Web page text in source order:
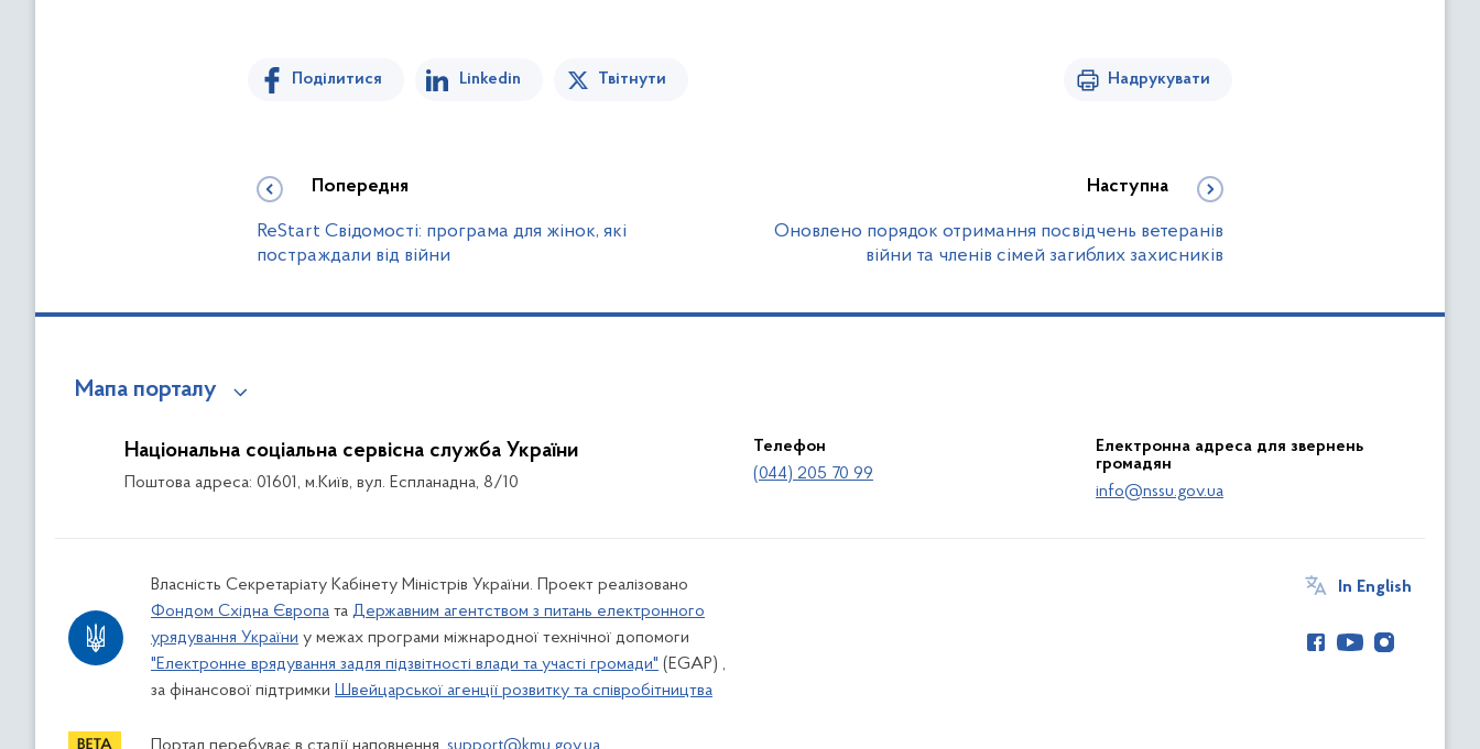
Поділитися Linkedin Твітнути Надрукувати
Попередня
ReStart Свідомості: програма для жінок, які
постраждали від війни
Наступна
Оновлено порядок отримання посвідчень ветеранів
війни та членів сімей загиблих захисників
Мапа порталу
Національна соціальна сервісна служба України
Поштова адреса: 01601, м.Київ, вул. Еспланадна, 8/10
Телефон
(044) 205 70 99
Електронна адреса для звернень
громадян
info@nssu.gov.ua
Власність Секретаріату Кабінету Міністрів України. Проект реалізовано
Фондом Східна Європа та Державним агентством з питань електронного
урядування України у межах програми міжнародної технічної допомоги
"Електронне врядування задля підзвітності влади та участі громади" (EGAP) ,
за фінансової підтримки Швейцарської агенції розвитку та співробітництва
Портал перебуває в стадії наповнення. support@kmu.gov.ua
In English